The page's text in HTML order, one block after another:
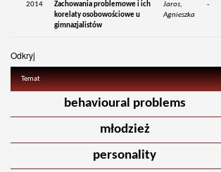
2014
Zachowania problemowe i ich
korelaty osobowościowe u
gimnazjalistów
Jaros,
Agnieszka
-
Odkryj
Temat
behavioural problems
młodzież
personality